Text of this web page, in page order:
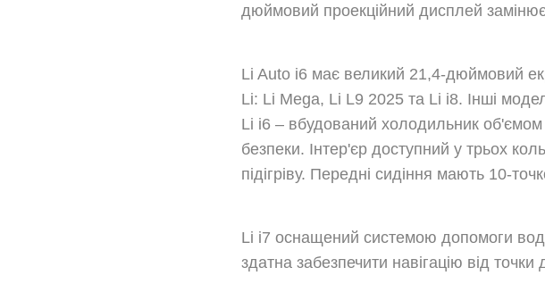
дюймовий проекційний дисплей
Li Auto i6 має великий 21,4-дюймовий
Li: Li Mega, Li L9 2025 та Li i8. Інші
Li i6 – вбудований холодильник об'ємом
безпеки. Інтер'єр доступний у трьох
підігріву. Передні сидіння мають 10-
Li i7 оснащений системою допомоги
здатна забезпечити навігацію від